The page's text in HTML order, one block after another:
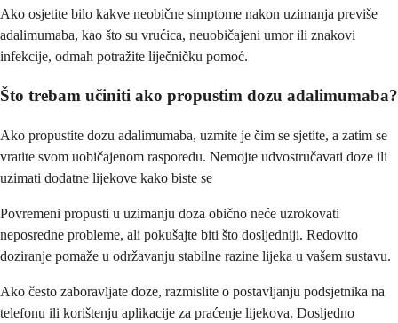
Ako osjetite bilo kakve neobične simptome nakon uzimanja previše
adalimumaba, kao što su vrućica, neuobičajeni umor ili znakovi
infekcije, odmah potražite liječničku pomoć.
Što trebam učiniti ako propustim dozu adalimumaba?
Ako propustite dozu adalimumaba, uzmite je čim se sjetite, a zatim se
vratite svom uobičajenom rasporedu. Nemojte udvostručavati doze ili
uzimati dodatne lijekove kako biste se
Povremeni propusti u uzimanju doza obično neće uzrokovati
neposredne probleme, ali pokušajte biti što dosljedniji. Redovito
doziranje pomaže u održavanju stabilne razine lijeka u vašem sustavu.
Ako često zaboravljate doze, razmislite o postavljanju podsjetnika na
telefonu ili korištenju aplikacije za praćenje lijekova. Dosljedno